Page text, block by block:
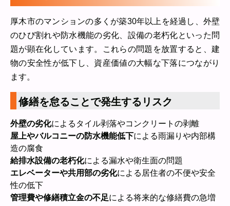
厚木市のマンションの多くが築30年以上を経過し、外壁
のひび割れや防水機能の劣化、設備の老朽化といった問
題が顕在化しています。これらの問題を放置すると、建
物の安全性が低下し、資産価値の大幅な下落につながり
ます。
修繕を怠ることで発生するリスク
外壁の劣化によるタイル剥落やコンクリートの剥離
屋上やバルコニーの防水機能低下による雨漏りや内部構
造の腐食
給排水設備の老朽化による漏水や衛生面の問題
エレベーターや共用部の劣化による居住者の不便や安全
性の低下
管理費や修繕積立金の不足による将来的な修繕費の急増